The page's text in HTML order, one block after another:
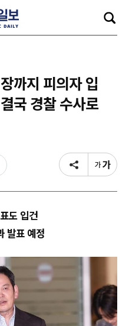
까지 피의자 입
국 경찰 수사로
도 입건
발표 예정